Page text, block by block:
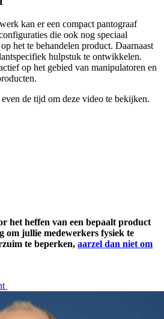
kan er een compact pantograaf
die ook nog speciaal
het te behandelen product. Daarnaast
hulpstuk te ontwikkelen.
op het gebied van manipulatoren en
de tijd om deze video te bekijken.
het heffen van een bepaalt product
om jullie medewerkers fysiek te
te beperken, aarzel dan niet om